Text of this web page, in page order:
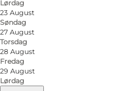
Lørdag
23 August
Søndag
27 August
Torsdag
28 August
Fredag
29 August
Lørdag